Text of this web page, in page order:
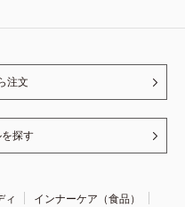
注文
探す
ィ
インナーケア（食品）